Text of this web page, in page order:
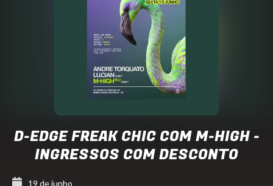
D-EDGE FREAK CHIC COM M-HIGH -
INGRESSOS COM DESCONTO
19 de junho